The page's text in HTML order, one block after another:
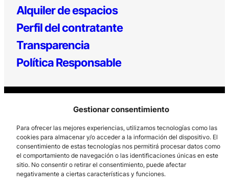
Gestionar consentimiento
Para ofrecer las mejores experiencias, utilizamos tecnologías como las
cookies para almacenar y/o acceder a la información del dispositivo. El
consentimiento de estas tecnologías nos permitirá procesar datos como
el comportamiento de navegación o las identificaciones únicas en este
sitio. No consentir o retirar el consentimiento, puede afectar
negativamente a ciertas características y funciones.
Alquiler de espacios
Perfil del contratante
Transparencia
Política Responsable
Los Prados, 121 – 33203 Gijón
985 185 577 – info@laboralcentrodearte.org